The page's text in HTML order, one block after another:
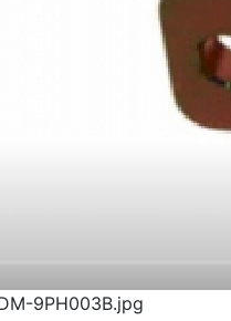
9PH003B.jpg